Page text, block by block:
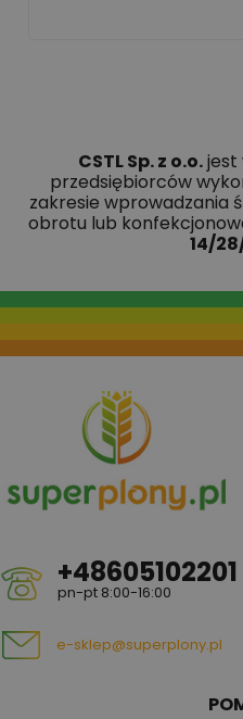
CSTL Sp. z o.o.jest
przedsiębiorców
zakresie wprowadzania
obrotu lub
14/
+48605102201
pn-pt 8:00-16:00
e-sklep@superplony.pl